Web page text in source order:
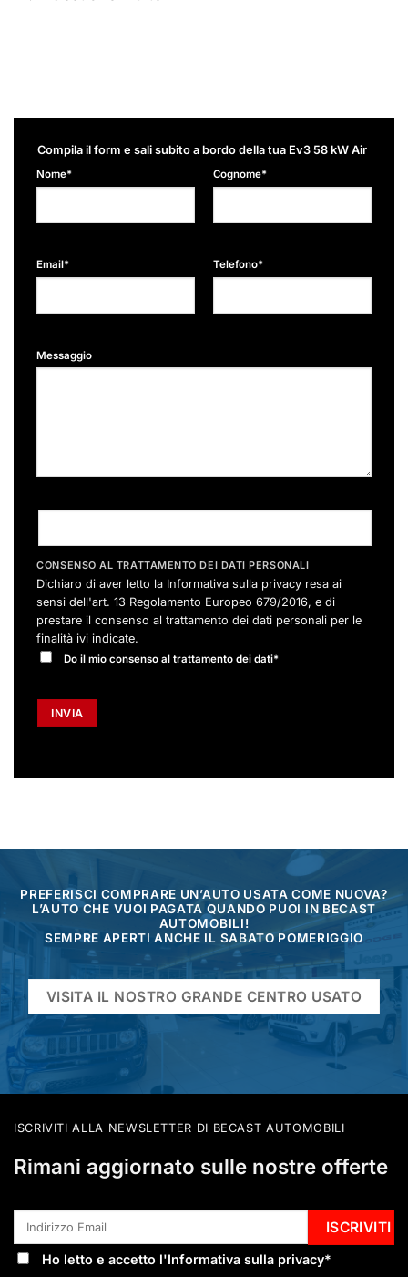
Compila il form e sali subito a bordo della tua Ev3 58 kW Air
Nome* Cognome*
Email* Telefono*
Messaggio
CONSENSO AL TRATTAMENTO DEI DATI PERSONALI
Dichiaro di aver letto la Informativa sulla privacy resa ai
sensi dell'art. 13 Regolamento Europeo 679/2016, e di
prestare il consenso al trattamento dei dati personali per le
finalità ivi indicate.
Do il mio consenso al trattamento dei dati*
PREFERISCI COMPRARE UN’AUTO USATA COME NUOVA?
L’AUTO CHE VUOI PAGATA QUANDO PUOI IN BECAST
AUTOMOBILI!
SEMPRE APERTI ANCHE IL SABATO POMERIGGIO
VISITA IL NOSTRO GRANDE CENTRO USATO
ISCRIVITI ALLA NEWSLETTER DI BECAST AUTOMOBILI
Rimani aggiornato sulle nostre offerte
Ho letto e accetto l'Informativa sulla privacy*